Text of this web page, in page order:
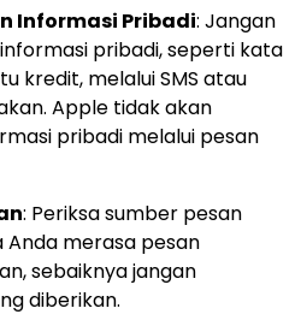
Informasi Pribadi: Jangan
pribadi, seperti kata
kredit, melalui SMS atau
Apple tidak akan
pribadi melalui pesan
: Periksa sumber pesan
merasa pesan
sebaiknya jangan
diberikan.